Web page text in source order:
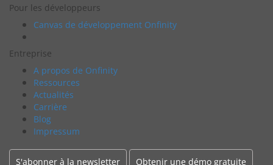
Pour les développeurs
Canvas de développement Onfinity
Entreprise
A propos de Onfinity
Ressources
Actualités
Carrière
Blog
Impressum
S'abonner à la newsletter Obtenir une démo gratuite